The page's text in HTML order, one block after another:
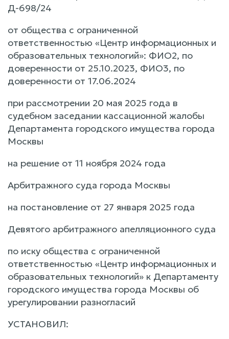
Д-698/24
от общества с ограниченной
ответственностью «Центр информационных и
образовательных технологий»: ФИО2, по
доверенности от 25.10.2023, ФИО3, по
доверенности от 17.06.2024
при рассмотрении 20 мая 2025 года в
судебном заседании кассационной жалобы
Департамента городского имущества города
Москвы
на решение от 11 ноября 2024 года
Арбитражного суда города Москвы
на постановление от 27 января 2025 года
Девятого арбитражного апелляционного суда
по иску общества с ограниченной
ответственностью «Центр информационных и
образовательных технологий» к Департаменту
городского имущества города Москвы об
урегулировании разногласий
УСТАНОВИЛ: